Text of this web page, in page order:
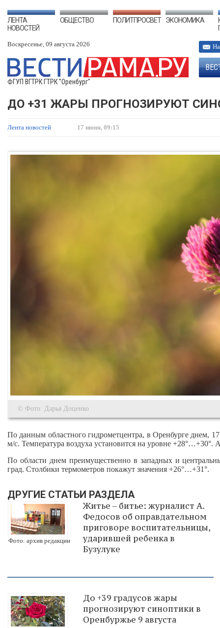
ЛЕНТА
НОВОСТЕЙ
ОБЩЕСТВО ПОЛИТПРОСВЕТ ЭКОНОМИКА
Воскресенье, 09 августа 2026
ФГУП ВГТРК ГТРК "Оренбург"
ДО +31 ЖАРЫ ПРОГНОЗИРУЮТ
Лента новостей 17 июня, 09:15
© Фото: Дарья Доценко
По данным областного гидрометцентра, в Оренбурге днем,
м/с. Температура воздуха установится на уровне +28°…+30°.
По области днем преимущественно в западных и
град. Столбики термометров покажут значения +26°…+31°.
ДРУГИЕ СТАТЬИ РАЗДЕЛА
Фото: архив редакции
Житье – битье: журналист А.
Федосов об оправдательном
приговоре воспитательницы,
ударившей ребенка в
Бузулуке
До +39 градусов жары
прогнозируют синоптики в
Оренбуржье 9 августа